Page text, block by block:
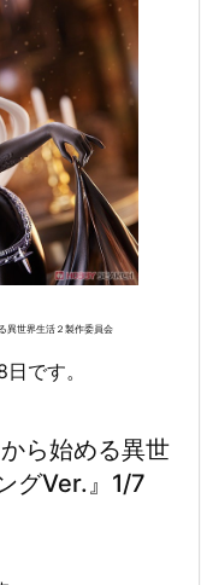
異世界生活２製作委員会
です。
ら始める異世
グVer.』1/7